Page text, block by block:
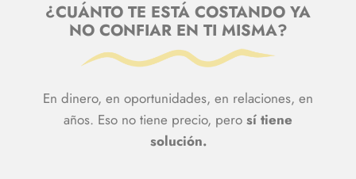
¿CUÁNTO TE ESTÁ COSTANDO YA
NO CONFIAR EN TI MISMA?
En dinero, en oportunidades, en relaciones, en
años. Eso no tiene precio, pero sí tiene
solución.